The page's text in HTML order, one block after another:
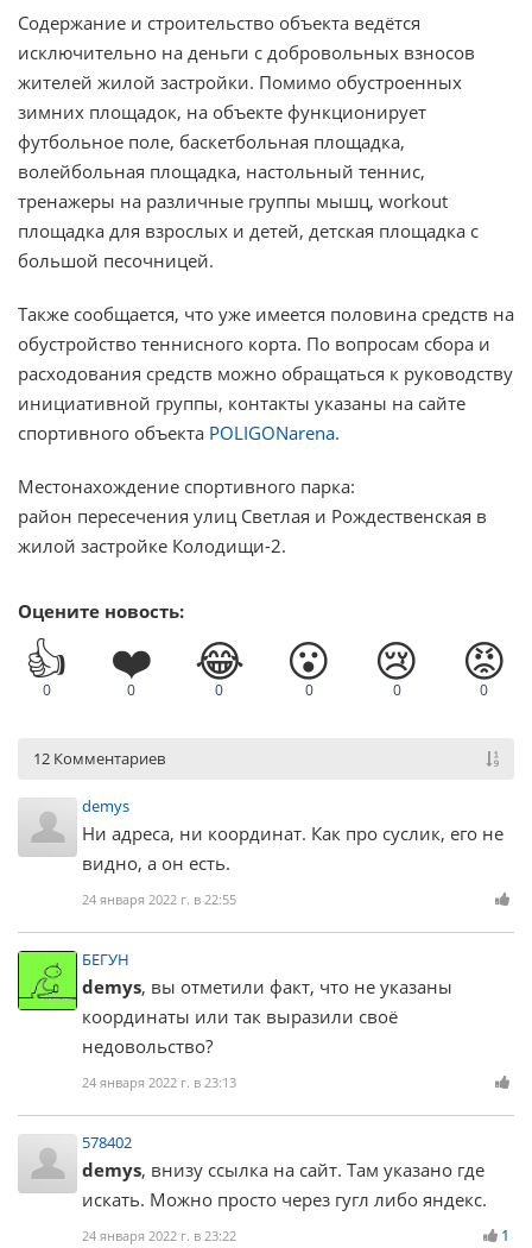
Содержание и строительство объекта ведётся
исключительно на деньги с добровольных взносов
жителей жилой застройки. Помимо обустроенных
зимних площадок, на объекте функционирует
футбольное поле, баскетбольная площадка,
волейбольная площадка, настольный теннис,
тренажеры на различные группы мышц, workout
площадка для взрослых и детей, детская площадка с
большой песочницей.
Также сообщается, что уже имеется половина средств на
обустройство теннисного корта. По вопросам сбора и
расходования средств можно обращаться к руководству
инициативной группы, контакты указаны на сайте
спортивного объекта PОLIGONarena.
Местонахождение спортивного парка:
район пересечения улиц Светлая и Рождественская в
жилой застройке Колодищи-2.
Оцените новость:
👍
0
❤️
0
😂
0
😮
0
😢
0
😡
0
12 Комментариев
demys
Ни адреса, ни координат. Как про суслик, его не
видно, а он есть.
24 января 2022 г. в 22:55
БЕГУН
demys, вы отметили факт, что не указаны
координаты или так выразили своё
недовольство?
24 января 2022 г. в 23:13
578402
demys, внизу ссылка на сайт. Там указано где
искать. Можно просто через гугл либо яндекс.
24 января 2022 г. в 23:22 1